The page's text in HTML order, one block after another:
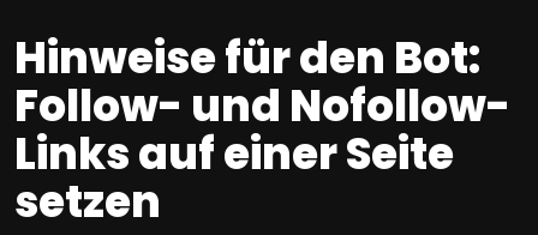
Hinweise für den Bot:
Follow- und Nofollow-
Links auf einer Seite
setzen